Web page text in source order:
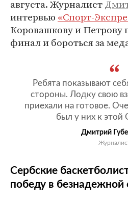
августа. Журналист
интервью «Спорт-
Коровашкову и Петрову
финал и бороться за
Ребята показывают
стороны. Лодку свою
приехали на готовое.
был у них к этой
Дмитрий
Сербские
победу в безнадежной